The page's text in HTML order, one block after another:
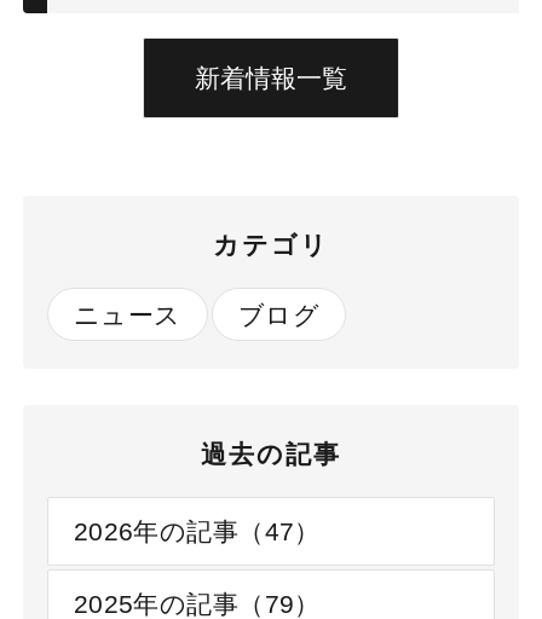
ャンネルに代表
４弾）が公開さ
れました
新着情報一覧
カテゴリ
ニュース ブログ
過去の記事
2026年の記事（47）
2025年の記事（79）